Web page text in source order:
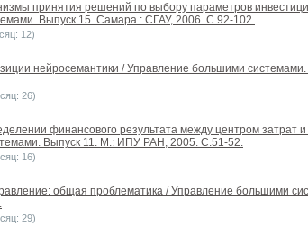
принятия решений по выбору параметров
Выпуск 15. Самара.: СГАУ, 2006. С.92-102.
12)
нейросемантики / Управление большими
26)
финансового результата между центром затрат
Выпуск 11. М.: ИПУ РАН, 2005. С.51-52.
16)
общая проблематика / Управление большими
29)